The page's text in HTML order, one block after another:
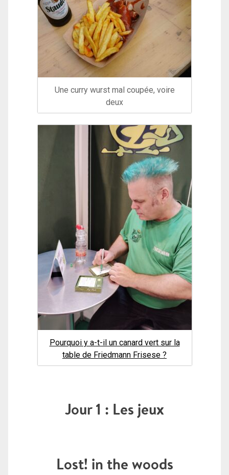
Une curry wurst mal coupée, voire
deux
Pourquoi y a-t-il un canard vert sur la
table de Friedmann Frisese ?
Jour 1 : Les jeux
Lost! in the woods